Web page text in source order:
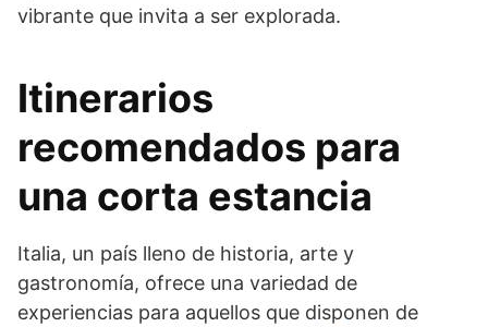
vibrante que invita a ser explorada.
Itinerarios
recomendados para
una corta estancia
Italia, un país lleno de historia, arte y
gastronomía, ofrece una variedad de
experiencias para aquellos que disponen de